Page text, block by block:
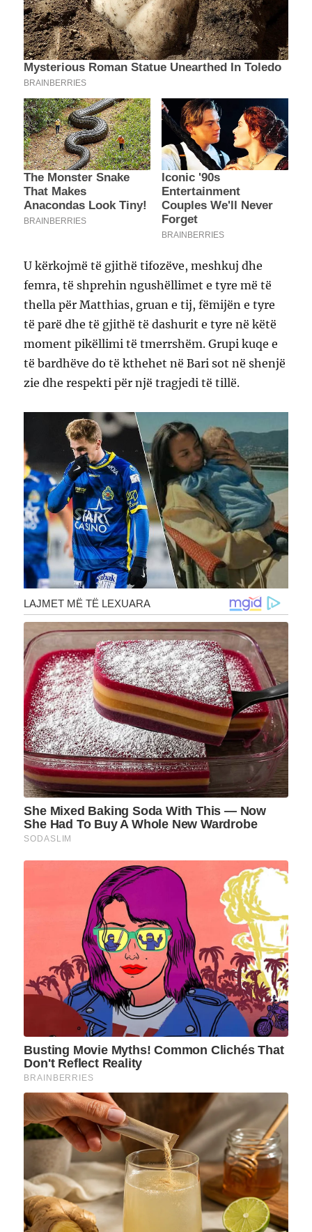
U kërkojmë të gjithë tifozëve, meshkuj dhe
femra, të shprehin ngushëllimet e tyre më të
thella për Matthias, gruan e tij, fëmijën e tyre
të parë dhe të gjithë të dashurit e tyre në këtë
moment pikëllimi të tmerrshëm. Grupi kuqe e
të bardhëve do të kthehet në Bari sot në shenjë
zie dhe respekti për një tragjedi të tillë.